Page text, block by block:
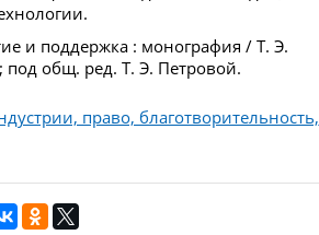
и поддержка : монография / Т. Э.
общ. ред. Т. Э. Петровой.
право, благотворительность,